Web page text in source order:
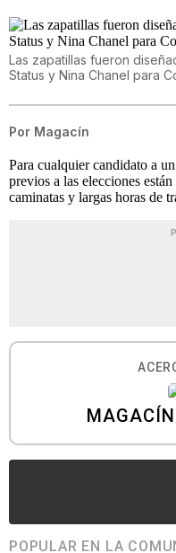
Las zapatillas fueron
Status y Nina Chanel para
Por Magacín
Para cualquier candidato a
previos a las elecciones
caminatas y largas horas de
MAGACÍN
POPULAR EN LA